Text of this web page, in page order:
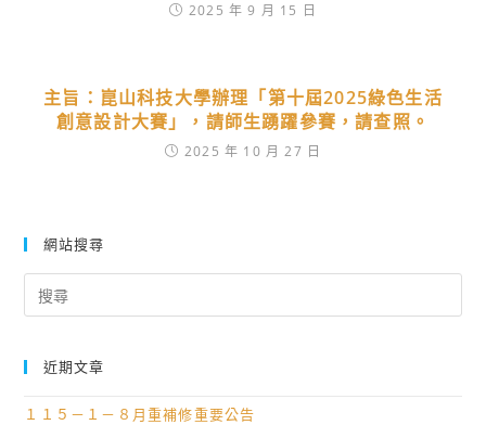
2025 年 9 月 15 日
主旨：崑山科技大學辦理「第十屆2025綠色生活
創意設計大賽」，請師生踴躍參賽，請查照。
2025 年 10 月 27 日
網站搜尋
for:
近期文章
１１５－１－８月重補修重要公告